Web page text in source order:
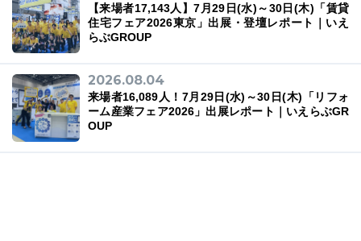
【来場者17,143人】7月29日(水)～30日(木)「賃貸
住宅フェア2026東京」出展・登壇レポート｜いえ
らぶGROUP
2026.08.04
来場者16,089人！7月29日(水)～30日(木)「リフォ
ーム産業フェア2026」出展レポート｜いえらぶGR
OUP